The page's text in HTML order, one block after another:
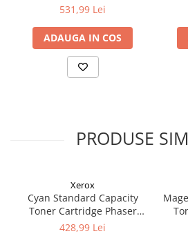
531,99 Lei
ADAUGA IN COS
PRODUSE
Xerox
Cyan Standard Capacity
Toner Cartridge Phaser
6510/WorkCentre 6515
428,99 Lei